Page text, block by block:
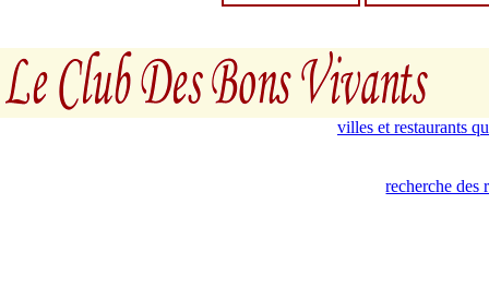
villes et restaurants
recherche des